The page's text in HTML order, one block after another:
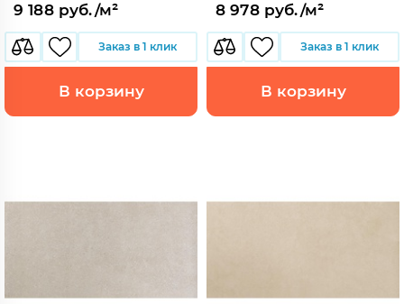
9 188 руб./м²
Заказ в 1 клик
В корзину
8 978 руб./м²
Заказ в 1 клик
В корзину